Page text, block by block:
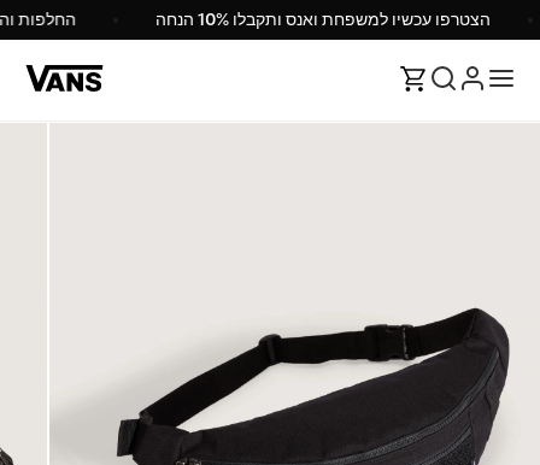
הצטרפו עכשיו למשפחת ואנס ותקבלו 10% הנחה החלפות